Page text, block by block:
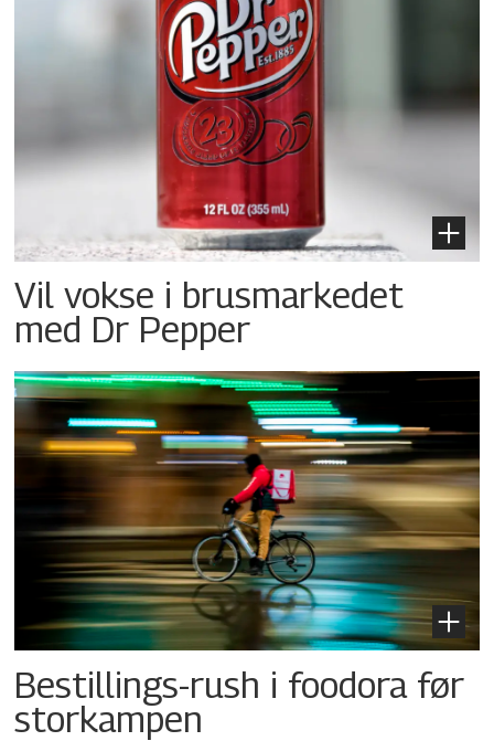
Vil vokse i brusmarkedet
med Dr Pepper
Bestillings-rush i foodora før
storkampen